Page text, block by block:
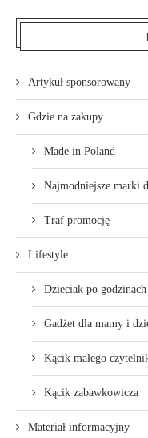
Artykuł sponsorowany
Gdzie na zakupy
Made in Poland
Najmodniejsze marki
Traf promocję
Lifestyle
Dzieciak po godzinach
Gadżet dla mamy i
Kącik małego
Kącik zabawkowicza
Materiał informacyjny